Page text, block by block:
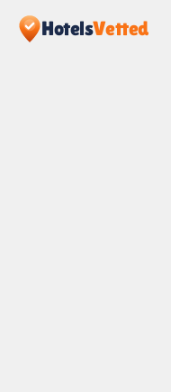
HotelsVetted